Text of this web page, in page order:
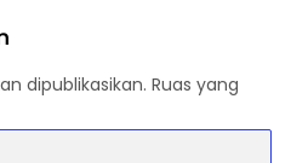
Ir. JOKO WIDODO
dipublikasikan. Ruas yang